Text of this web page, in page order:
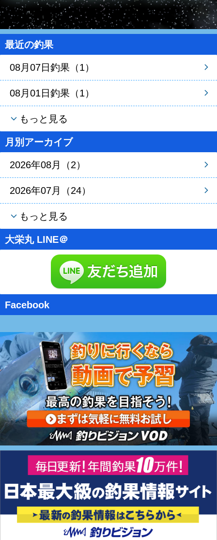
最近の釣果
08月07日釣果（1）
08月01日釣果（1）
もっと見る
月別アーカイブ
2026年08月（2）
2026年07月（24）
もっと見る
大栄丸 LINE＠
Facebook